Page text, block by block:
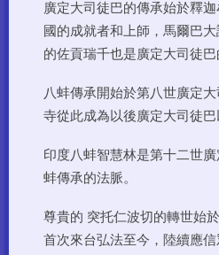
廣定大司徒巴的傳承始於釋
國的成就者和上師，馬爾巴
的佐貢瑞千也是廣定大司徒
八蚌傳承開始於第八世廣定
寺從此成為以後廣定大司徒巴
印度八蚌智慧林是第十二世
蚌傳承的法脈。
尊貴的 突托仁波切的轉世始
首次來台弘法至今，陸續應